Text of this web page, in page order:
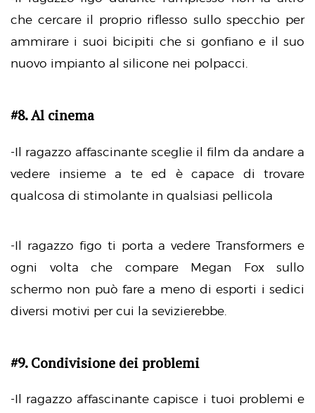
che cercare il proprio riflesso sullo specchio per
ammirare i suoi bicipiti che si gonfiano e il suo
nuovo impianto al silicone nei polpacci.
#8. Al cinema
-Il ragazzo affascinante sceglie il film da andare a
vedere insieme a te ed è capace di trovare
qualcosa di stimolante in qualsiasi pellicola
-Il ragazzo figo ti porta a vedere Transformers e
ogni volta che compare Megan Fox sullo
schermo non può fare a meno di esporti i sedici
diversi motivi per cui la sevizierebbe.
#9. Condivisione dei problemi
-Il ragazzo affascinante capisce i tuoi problemi e